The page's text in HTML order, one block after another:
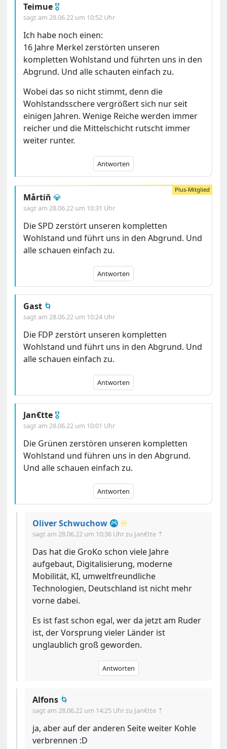
Teimue 🎖
sagt am28.06.22 um 10:52 Uhr
Ich habe noch einen:
16 Jahre Merkel zerstörten unseren
kompletten Wohlstand und führten uns in den
Abgrund. Und alle schauten einfach zu.
Wobei das so nicht stimmt, denn die
Wohlstandsschere vergrößert sich nur seit
einigen Jahren. Wenige Reiche werden immer
reicher und die Mittelschicht rutscht immer
weiter runter.
Antworten
Mårtiň 💎
sagt am28.06.22 um 10:31 Uhr
Die SPD zerstört unseren kompletten
Wohlstand und führt uns in den Abgrund. Und
alle schauen einfach zu.
Antworten
Gast 🌀
sagt am28.06.22 um 10:24 Uhr
Die FDP zerstört unseren kompletten
Wohlstand und führt uns in den Abgrund. Und
alle schauen einfach zu.
Antworten
Jan€tte 🎖
sagt am28.06.22 um 10:01 Uhr
Die Grünen zerstören unseren kompletten
Wohlstand und führen uns in den Abgrund.
Und alle schauen einfach zu.
Antworten
Oliver Schwuchow ♾️
sagt am28.06.22 um 10:36 Uhrzu Jan€tte ⇡
Das hat die GroKo schon viele Jahre
aufgebaut, Digitalisierung, moderne
Mobilität, KI, umweltfreundliche
Technologien, Deutschland ist nicht mehr
vorne dabei.
Es ist fast schon egal, wer da jetzt am Ruder
ist, der Vorsprung vieler Länder ist
unglaublich groß geworden.
Antworten
Alfons 🌀
sagt am28.06.22 um 14:25 Uhrzu Jan€tte ⇡
ja, aber auf der anderen Seite weiter Kohle
verbrennen :D